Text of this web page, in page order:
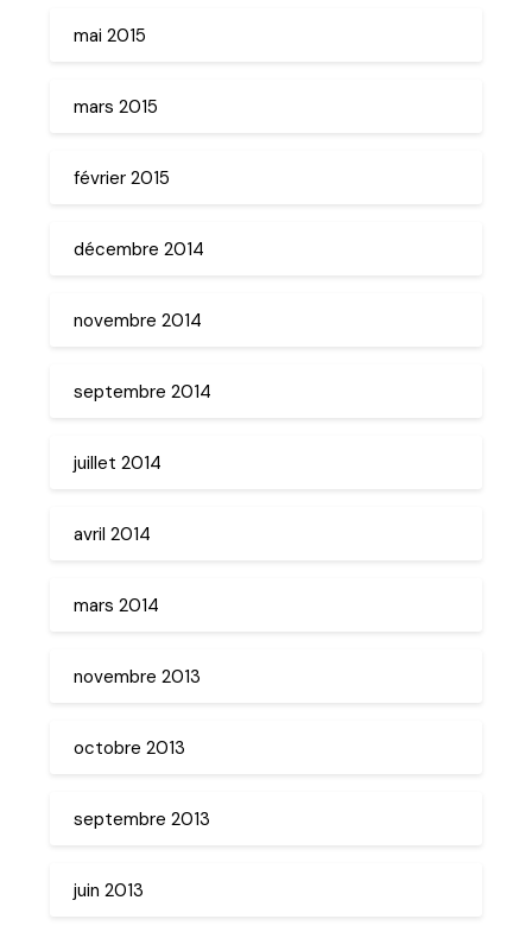
mai 2015
mars 2015
février 2015
décembre 2014
novembre 2014
septembre 2014
juillet 2014
avril 2014
mars 2014
novembre 2013
octobre 2013
septembre 2013
juin 2013